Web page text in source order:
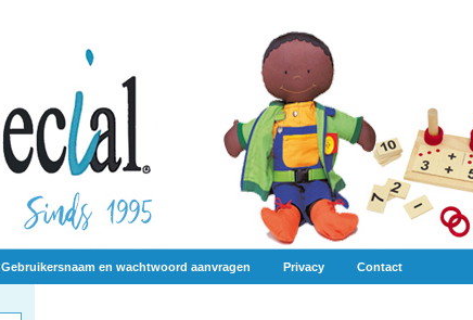
Gebruikersnaam en wachtwoord aanvragen Privacy Contact